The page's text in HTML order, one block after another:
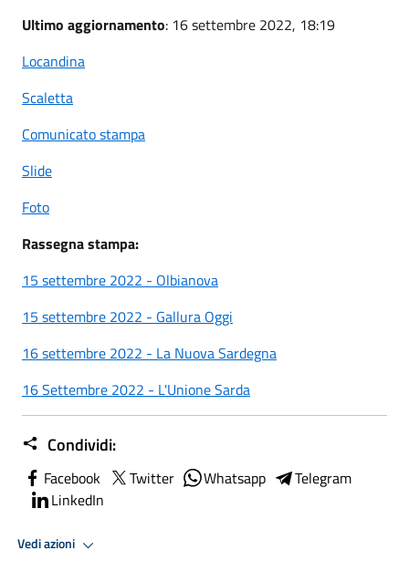
Ultimo aggiornamento: 16 settembre 2022, 18:19
Locandina
Scaletta
Comunicato stampa
Slide
Foto
Rassegna stampa:
15 settembre 2022 - Olbianova
15 settembre 2022 - Gallura Oggi
16 settembre 2022 - La Nuova Sardegna
16 Settembre 2022 - L'Unione Sarda
Condividi:
Facebook Twitter Whatsapp
Telegram
LinkedIn
Vedi azioni